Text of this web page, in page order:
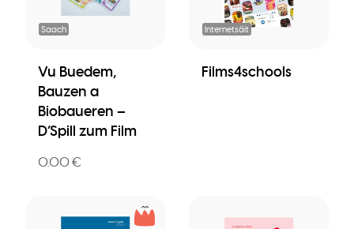
Saach
Vu Buedem,
Bauzen a
Biobaueren –
D’Spill zum Film
0.00 €
Internetsäit
Films4schools